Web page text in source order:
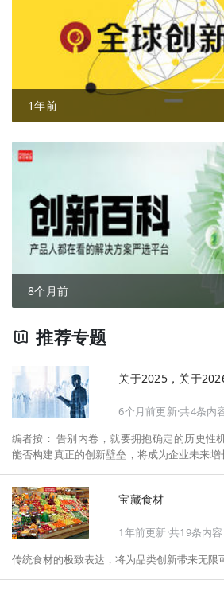
1年前
8个月前
推荐专题
关于2025，关于
6个月前更新·共4条内
编者按： 告别内卷，就要拥抱确定的历史性机遇：未来食品健康化。而
能否构建真正的创新壁垒，将成为企业未来增长的关
将以“创新产品”透视“未来机会”，以全球视野
拆解年度标杆的增长逻辑与谋篇布局，深挖“
养”“清洁标签”等热门赛道的爆品基因，从趋势
机会、企业战略布局以及渠道变革等，为行业
宝藏食材
1年前更新·共19条内容
传统食材的极致表达，将为品类创新带来无限